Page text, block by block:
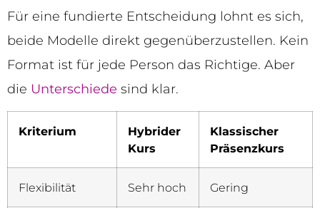
Für eine fundierte Entscheidung lohnt es sich,
beide Modelle direkt gegenüberzustellen. Kein
Format ist für jede Person das Richtige. Aber
die Unterschiede sind klar.
Kriterium
Hybrider
Kurs
Klassischer
Präsenzkurs
Flexibilität Sehr hoch Gering